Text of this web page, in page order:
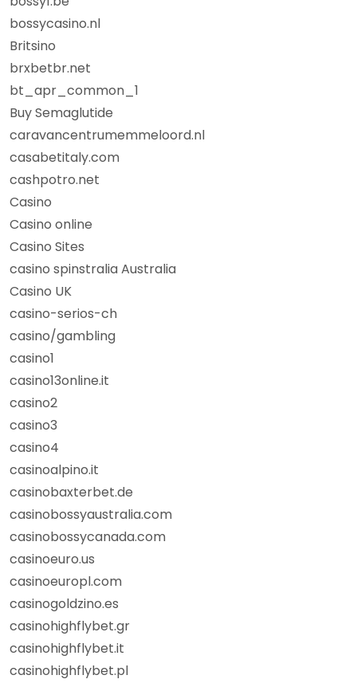
bossycasino.nl
Britsino
brxbetbr.net
bt_apr_common_1
Buy Semaglutide
caravancentrumemmeloord.nl
casabetitaly.com
cashpotro.net
Casino
Casino online
Casino Sites
casino spinstralia Australia
Casino UK
casino-serios-ch
casino/gambling
casino1
casino13online.it
casino2
casino3
casino4
casinoalpino.it
casinobaxterbet.de
casinobossyaustralia.com
casinobossycanada.com
casinoeuro.us
casinoeuropl.com
casinogoldzino.es
casinohighflybet.gr
casinohighflybet.it
casinohighflybet.pl